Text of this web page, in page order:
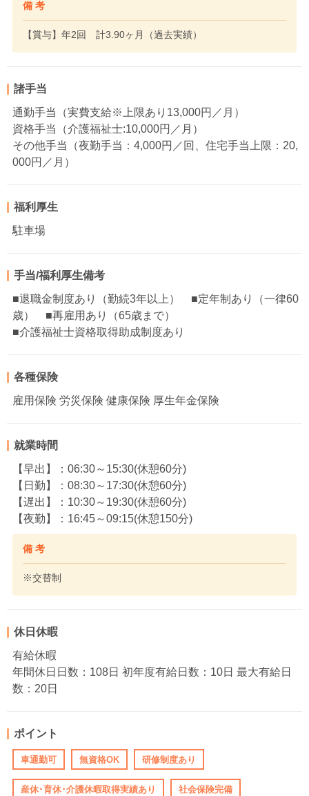
備 考
【賞与】年2回 計3.90ヶ月（過去実績）
諸手当
通勤手当（実費支給※上限あり13,000円／月）
資格手当（介護福祉士:10,000円／月）
その他手当（夜勤手当：4,000円／回、住宅手当上限：20,
000円／月）
福利厚生
駐車場
手当/福利厚生備考
■退職金制度あり（勤続3年以上） ■定年制あり（一律60
歳） ■再雇用あり（65歳まで）
■介護福祉士資格取得助成制度あり
各種保険
雇用保険 労災保険 健康保険 厚生年金保険
就業時間
【早出】：06:30～15:30(休憩60分)
【日勤】：08:30～17:30(休憩60分)
【遅出】：10:30～19:30(休憩60分)
【夜勤】：16:45～09:15(休憩150分)
備 考
※交替制
休日休暇
有給休暇
年間休日日数：108日 初年度有給日数：10日 最大有給日
数：20日
ポイント
車通勤可 無資格OK 研修制度あり
産休･育休･介護休暇取得実績あり 社会保険完備